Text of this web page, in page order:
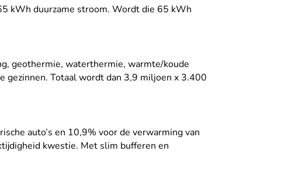
kWh duurzame stroom. Wordt die 65 kWh
geothermie, waterthermie, warmte/koude
gezinnen. Totaal wordt dan 3,9 miljoen x 3.400
auto’s en 10,9% voor de verwarming van
kwestie. Met slim bufferen en